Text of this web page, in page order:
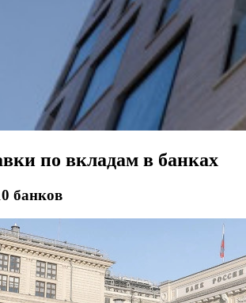
по вкладам в банках
банков